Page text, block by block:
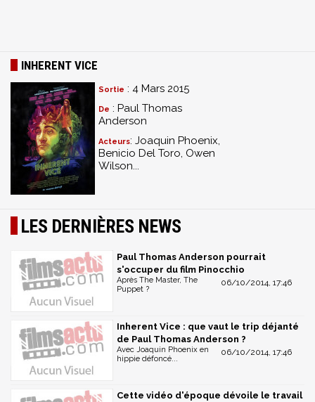
INHERENT VICE
Sortie : 4 Mars 2015
De : Paul Thomas
Anderson
Acteurs: Joaquin Phoenix,
Benicio Del Toro, Owen
Wilson...
LES DERNIÈRES NEWS
Paul Thomas Anderson pourrait
s'occuper du film Pinocchio
06/10/2014, 17:46
Après The Master, The
Puppet ?
Inherent Vice : que vaut le trip déjanté
de Paul Thomas Anderson ?
06/10/2014, 17:46
Avec Joaquin Phoenix en
hippie défoncé...
Cette vidéo d'époque dévoile le travail